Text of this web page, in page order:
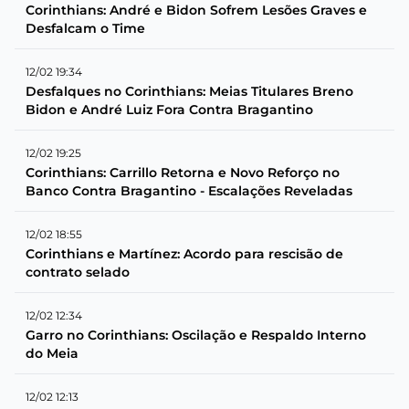
Corinthians: André e Bidon Sofrem Lesões Graves e
Desfalcam o Time
12/02 19:34
Desfalques no Corinthians: Meias Titulares Breno
Bidon e André Luiz Fora Contra Bragantino
12/02 19:25
Corinthians: Carrillo Retorna e Novo Reforço no
Banco Contra Bragantino - Escalações Reveladas
12/02 18:55
Corinthians e Martínez: Acordo para rescisão de
contrato selado
12/02 12:34
Garro no Corinthians: Oscilação e Respaldo Interno
do Meia
12/02 12:13